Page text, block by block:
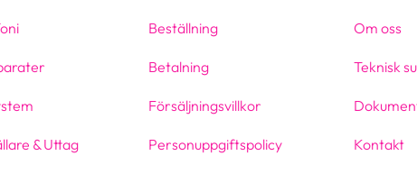
& Uttag
Beställning
Betalning
Försäljningsvillkor
Personuppgiftspolicy
Om oss
Teknisk
Kontakt